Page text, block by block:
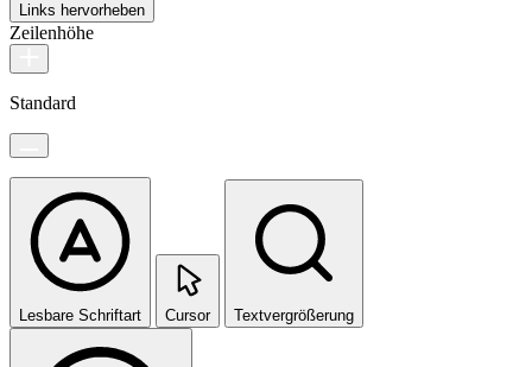
Links hervorheben
Zeilenhöhe
Standard
Lesbare Schriftart Cursor Textvergrößerung